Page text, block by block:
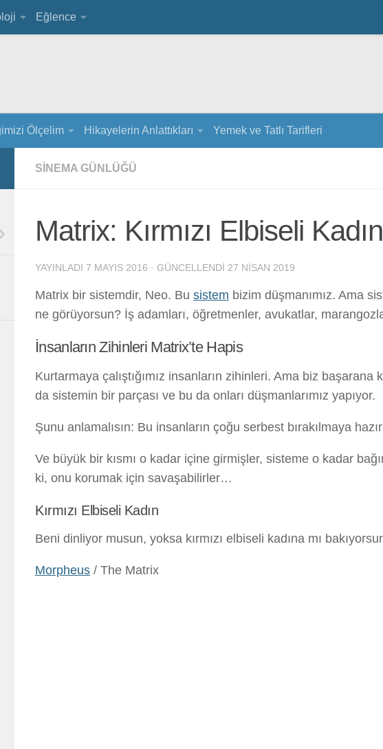
Eğlence
Ölçelim Hikayelerin Anlattıkları Yemek ve Tatlı Tarifleri
SINEMA GÜNLÜĞÜ
Matrix: Kırmızı Elbiseli Kadın
YAYINLADI 7 MAYIS 2016 · GÜNCELLENDI 27 NISAN 2019
Matrix bir sistemdir, Neo. Bu sistem bizim düşmanımız. Ama
ne görüyorsun? İş adamları, öğretmenler, avukatlar,
İnsanların Zihinleri Matrix’te Hapis
Kurtarmaya çalıştığımız insanların zihinleri. Ama biz başarana
da sistemin bir parçası ve bu da onları düşmanlarımız yapıyor.
Şunu anlamalısın: Bu insanların çoğu serbest bırakılmaya
Ve büyük bir kısmı o kadar içine girmişler, sisteme o kadar
ki, onu korumak için savaşabilirler…
Kırmızı Elbiseli Kadın
Beni dinliyor musun, yoksa kırmızı elbiseli kadına mı
Morpheus / The Matrix